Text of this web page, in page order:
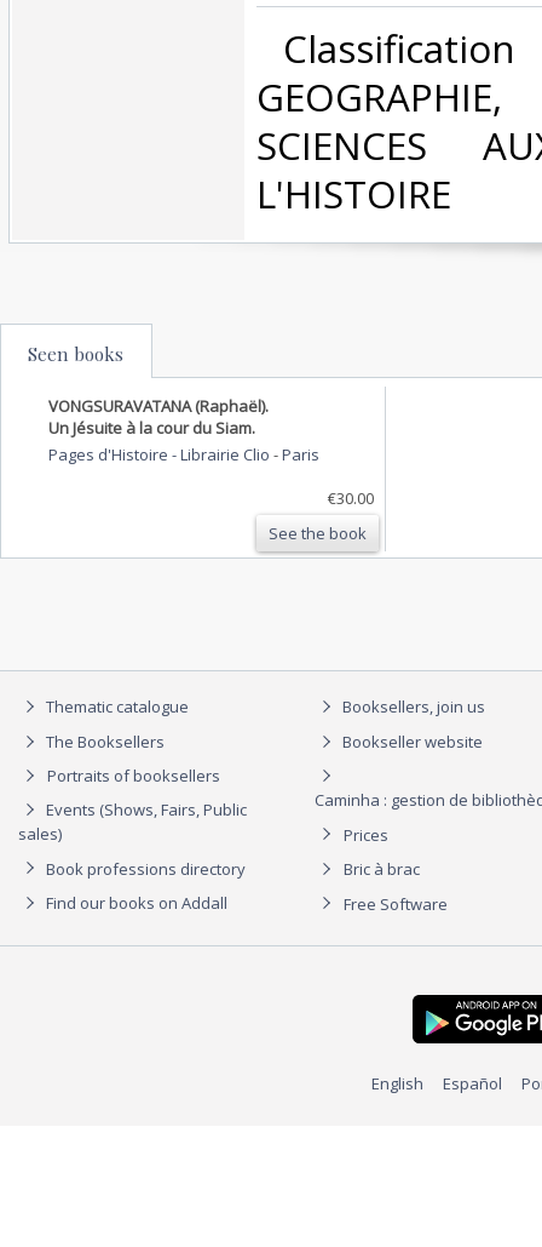
SCIENCES
L'HISTOIRE‎
Seen books
VONGSURAVATANA (Raphaël).
Un Jésuite à la cour du Siam.
Pages d'Histoire - Librairie Clio -Paris
€30.00
See the book
Thematic catalogue
The Booksellers
Portraits of booksellers
Events (Shows, Fairs, Public
sales)
Book professions directory
Find our books on Addall
Booksellers, join us
Bookseller website
Caminha : gestion de
Prices
Bric à brac
Free Software
English Español